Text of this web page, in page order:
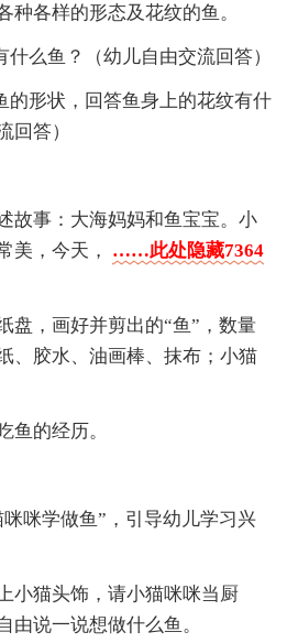
种各样的形态及花纹的鱼。
什么鱼？（幼儿自由交流回答）
的形状，回答鱼身上的花纹有什
回答）
故事：大海妈妈和鱼宝宝。小
美，今天， ……此处隐藏7364
盘，画好并剪出的“鱼”，数量
、胶水、油画棒、抹布；小猫
鱼的经历。
咪学做鱼”，引导幼儿学习兴
小猫头饰，请小猫咪咪当厨
由说一说想做什么鱼。